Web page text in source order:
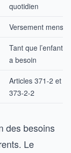
quotidien
Versement
Tant que l’enfant
a besoin
Articles 371-2 et
373-2-2
des besoins
Le